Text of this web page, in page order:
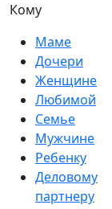
Кому
Маме
Дочери
Женщине
Любимой
Семье
Мужчине
Ребенку
Деловому
партнеру